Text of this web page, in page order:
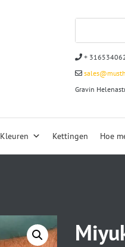
+
Gravin
Kleuren Kettingen Hoe